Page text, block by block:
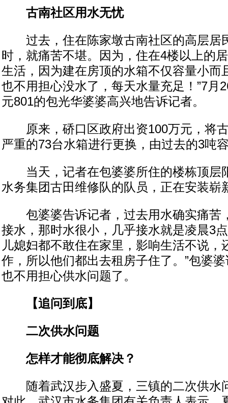
古南社区用水无忧
过去，住在陈家墩古南社区的高层居
时，就痛苦不堪。因为，住在4楼以上的
生活，因为建在房顶的水箱不仅容量小而
也不用担心没水了，每天水量充足！”7月
元801的包光华婆婆高兴地告诉记者。
原来，硚口区政府出资100万元，将
严重的73台水箱进行更换，由过去的3吨
当天，记者在包婆婆所住的楼栋顶层
水务集团古田维修队的队员，正在安装崭
包婆婆告诉记者，过去用水确实痛苦
接水，那时水很小，几乎接水就是凌晨3
儿媳妇都不敢住在家里，影响生活不说，
作，所以他们都出去租房子住了。”包婆
也不用担心供水问题了。
【追问到底】
二次供水问题
怎样才能彻底解决？
随着武汉步入盛夏，三镇的二次供水